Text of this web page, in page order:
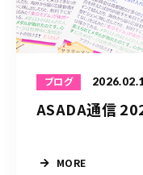
ブログ
ASADA通信
MORE